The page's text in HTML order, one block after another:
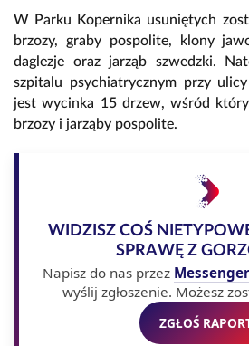
W Parku Kopernika usuniętych
brzozy, graby pospolite, klony
daglezje oraz jarząb szwedzki.
szpitalu psychiatrycznym przy
jest wycinka 15 drzew, wśród
brzozy i jarząby pospolite.
WIDZISZ COŚ
SPRAWĘ Z
Napisz do nas przez
wyślij zgłoszenie. Możesz
ZGŁOŚ